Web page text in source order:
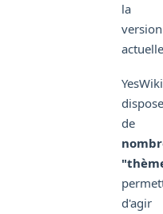
la
version
YesWiki
dispose
de
d'agir